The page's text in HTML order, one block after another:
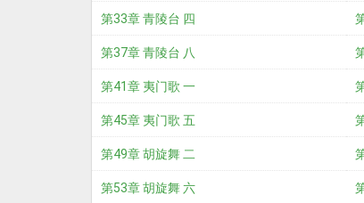
第33章 青陵台 四
第37章 青陵台 八
第41章 夷门歌 一
第45章 夷门歌 五
第49章 胡旋舞 二
第53章 胡旋舞 六